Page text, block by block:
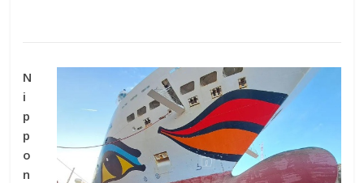
N
i
p
p
o
n